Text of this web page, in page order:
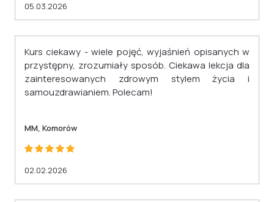
05.03.2026
Kurs ciekawy - wiele pojęć, wyjaśnień opisanych w
przystępny, zrozumiały sposób. Ciekawa lekcja dla
zainteresowanych zdrowym stylem życia i
samouzdrawianiem. Polecam!
MM, Komorów
02.02.2026